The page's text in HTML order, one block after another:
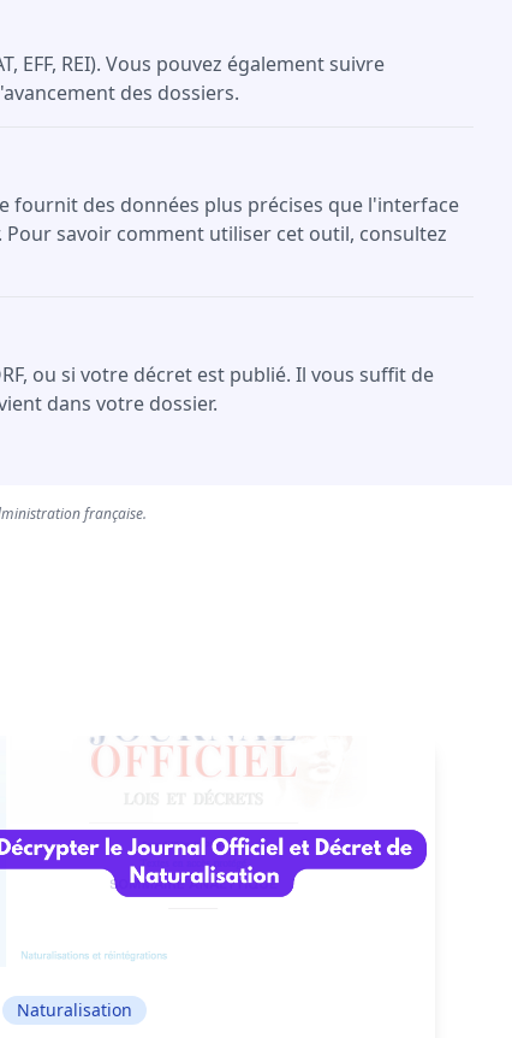
REI). Vous pouvez également suivre
des dossiers.
fournit des données plus précises que l'interface
savoir comment utiliser cet outil, consultez
ou si votre décret est publié. Il vous suffit de
dans votre dossier.
française.
Naturalisation